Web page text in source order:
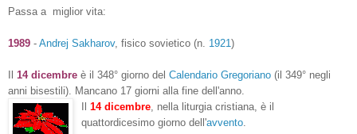
Passa a miglior vita:
1989 - Andrej Sakharov, fisico sovietico (n. 1921 )
14 dicembre è il 348° giorno del Calendario Gregoriano (il 349° negli
anni bisestili). Mancano 17 giorni alla fine dell'anno.
14 dicembre , nella liturgia cristiana, è il
quattordicesimo giorno dell'avvento